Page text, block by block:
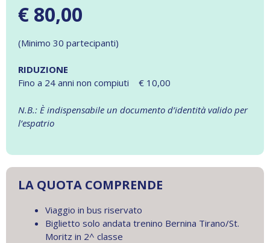
€ 80,00
(Minimo 30 partecipanti)
RIDUZIONE
Fino a 24 anni non compiuti € 10,00
N.B.: È indispensabile un documento d’identità valido per
l’espatrio
LA QUOTA COMPRENDE
Viaggio in bus riservato
Biglietto solo andata trenino Bernina Tirano/St.
Moritz in 2^ classe